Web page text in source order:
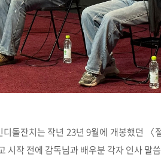
디돌잔치는 작년 23년 9월에 개봉했던 〈
시작 전에 감독님과 배우분 각자 인사 말